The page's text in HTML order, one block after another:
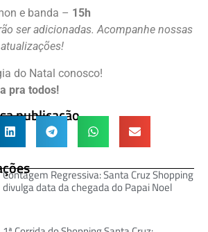
e banda – 15h
ser adicionadas. Acompanhe nossas
do Natal conosco!
pra todos!
publicação
Contagem Regressiva: Santa Cruz Shopping
divulga data da chegada do Papai Noel